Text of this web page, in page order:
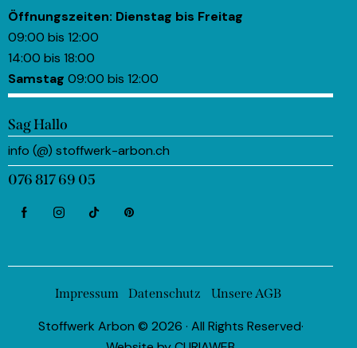
Öffnungszeiten: Dienstag bis Freitag
09:00 bis 12:00
14:00 bis 18:00
Samstag 09:00 bis 12:00
Sag Hallo
info (@) stoffwerk-arbon.ch
076 817 69 05
Impressum Datenschutz Unsere AGB
Stoffwerk Arbon © 2026 · All Rights Reserved·